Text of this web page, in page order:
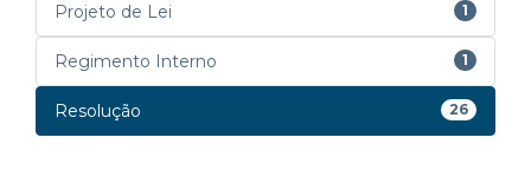
Projeto de Lei 1
Regimento Interno 1
Resolução 26